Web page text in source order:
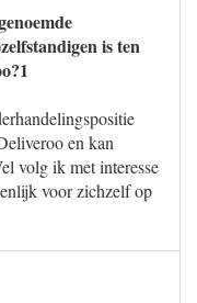
is ten
en kan
volg ik met interesse
voor zichzelf op